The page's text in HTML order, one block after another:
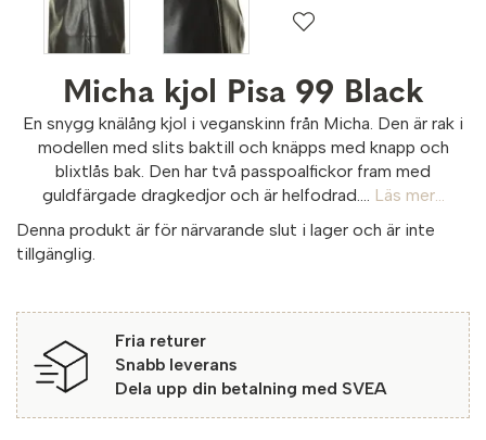
Micha kjol Pisa 99 Black
En snygg knälång kjol i veganskinn från Micha. Den är rak i
modellen med slits baktill och knäpps med knapp och
blixtlås bak. Den har två passpoalfickor fram med
guldfärgade dragkedjor och är helfodrad....
Läs mer...
Denna produkt är för närvarande slut i lager och är inte
tillgänglig.
Fria returer
Snabb leverans
Dela upp din betalning med SVEA